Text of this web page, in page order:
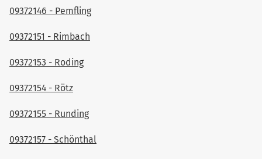
09372146 - Pemfling
09372151 - Rimbach
09372153 - Roding
09372154 - Rötz
09372155 - Runding
09372157 - Schönthal